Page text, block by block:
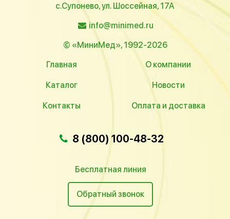
с.Супонево, ул. Шоссейная, 17А
info@minimed.ru
© «МиниМед», 1992-2026
Главная
О компании
Каталог Новости
Контакты Оплата и доставка
8 (800) 100-48-32
Бесплатная линия
Обратный звонок